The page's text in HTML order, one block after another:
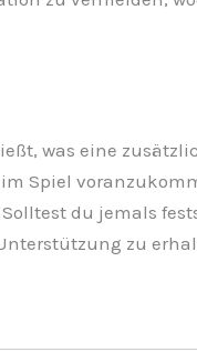
was eine
Spiel
du jemals
zu